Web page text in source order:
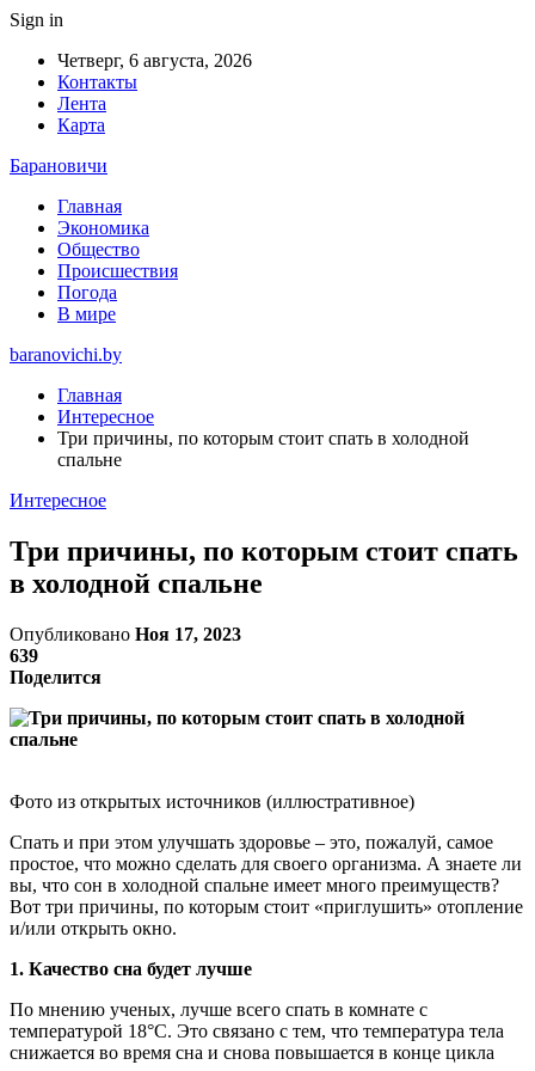
Sign in
Четверг, 6 августа, 2026
Контакты
Лента
Карта
Барановичи
Главная
Экономика
Общество
Происшествия
Погода
В мире
baranovichi.by
Главная
Интересное
Три причины, по которым стоит спать в холодной
спальне
Интересное
Три причины, по которым стоит спать
в холодной спальне
Опубликовано Ноя 17, 2023
639
Поделится
Фото из открытых источников (иллюстративное)
Спать и при этом улучшать здоровье – это, пожалуй, самое
простое, что можно сделать для своего организма. А знаете ли
вы, что сон в холодной спальне имеет много преимуществ?
Вот три причины, по которым стоит «приглушить» отопление
и/или открыть окно.
1. Качество сна будет лучше
По мнению ученых, лучше всего спать в комнате с
температурой 18°C. Это связано с тем, что температура тела
снижается во время сна и снова повышается в конце цикла